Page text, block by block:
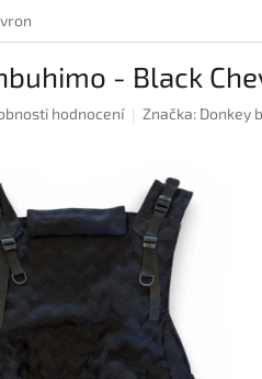
- Black
hodnocení Značka: Donkey